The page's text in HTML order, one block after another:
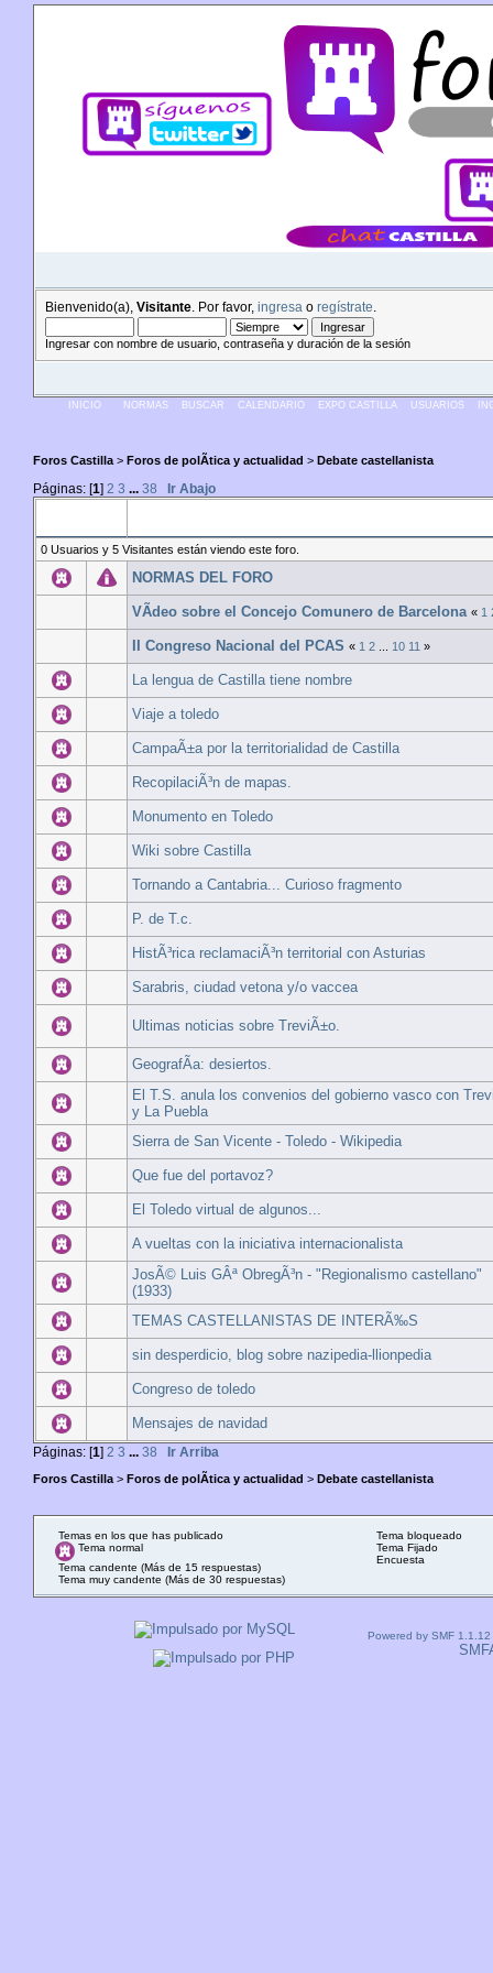
Bienvenido(a), Visitante . Por favor, ingresa o regístrate
Ingresar con nombre de usuario, contraseña y duración de la sesión
INICIO NORMAS BUSCAR CALENDARIO EXPO CASTILLA USUARIOS
Foros Castilla > Foros de polÃ­tica y actualidad > Debate castellanista
Páginas: [1] 2 3 ... 38 Ir Abajo
0 Usuarios y 5 Visitantes están viendo este foro.
NORMAS DEL FORO
VÃ­deo sobre el Concejo Comunero de Barcelona « 1
II Congreso Nacional del PCAS « 1 2 10 11 »
La lengua de Castilla tiene nombre
Viaje a toledo
CampaÃ±a por la territorialidad de Castilla
RecopilaciÃ³n de mapas.
Monumento en Toledo
Wiki sobre Castilla
Tornando a Cantabria... Curioso fragmento
P. de T.c.
HistÃ³rica reclamaciÃ³n territorial con Asturias
Sarabris, ciudad vetona y/o vaccea
Ultimas noticias sobre TreviÃ±o.
GeografÃ­a: desiertos.
El T.S. anula los convenios del gobierno vasco con
y La Puebla
Sierra de San Vicente - Toledo - Wikipedia
Que fue del portavoz?
El Toledo virtual de algunos...
A vueltas con la iniciativa internacionalista
JosÃ© Luis GÂª ObregÃ³n - "Regionalismo castellano"
(1933)
TEMAS CASTELLANISTAS DE INTERÃ‰S
sin desperdicio, blog sobre nazipedia-llionpedia
Congreso de toledo
Mensajes de navidad
Páginas: [1] 2 3 ... 38 Ir Arriba
Foros Castilla > Foros de polÃ­tica y actualidad > Debate castellanista
Temas en los que has publicado
Tema normal
Tema candente (Más de 15 respuestas)
Tema muy candente (Más de 30 respuestas)
Tema bloqueado
Tema Fijado
Encuesta
Powered by SMF 1.1.12